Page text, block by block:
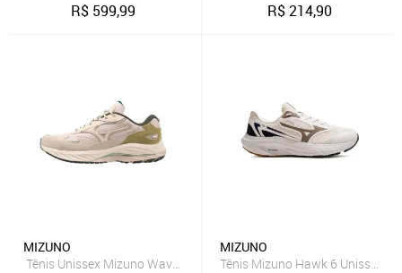
R$ 599,99 R$214,90
MIZUNO
Tênis Unissex Mizuno Wave Rider Beta Nomad
MIZUNO
Tênis Mizuno Hawk 6 Unissex